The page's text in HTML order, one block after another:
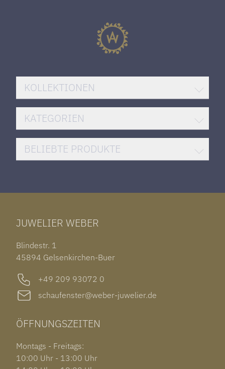
KOLLEKTIONEN
BREITLING SUPEROCEAN
ROLEX DATEJUST
HUBLOT BIG BANG
SANTOS DE CARTIER
IWC PORTUGIESER
KATEGORIEN
DAMENUHREN
HERRENUHREN
ARMSCHMUCK
OHRSCHMUCK
OUT OF COLLECTION
BELIEBTE PRODUKTE
TAG HEUER CARRERA
ROLEX SUBMARINER DATE
GARMIN VENU 3S
JUWELIER WEBER
Blindestr. 1
45894 Gelsenkirchen-Buer
+49 209 93072 0
schaufenster@weber-juwelier.de
ÖFFNUNGSZEITEN
Montags - Freitags:
10:00 Uhr - 13:00 Uhr